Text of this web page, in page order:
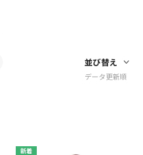
データ更新順
新着